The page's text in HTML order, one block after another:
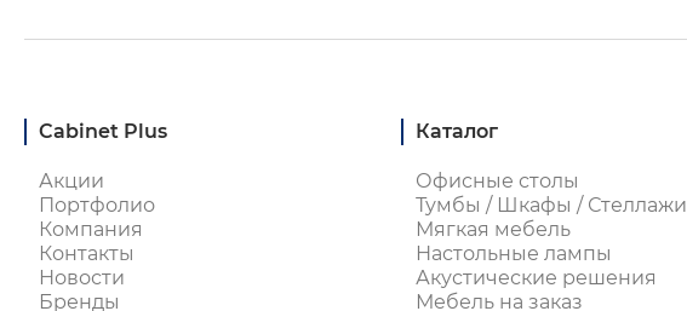
Cabinet Plus
Акции
Портфолио
Компания
Контакты
Новости
Бренды
Каталог
Офисные столы
Тумбы / Шкафы / Стеллажи
Мягкая мебель
Настольные лампы
Акустические решения
Мебель на заказ